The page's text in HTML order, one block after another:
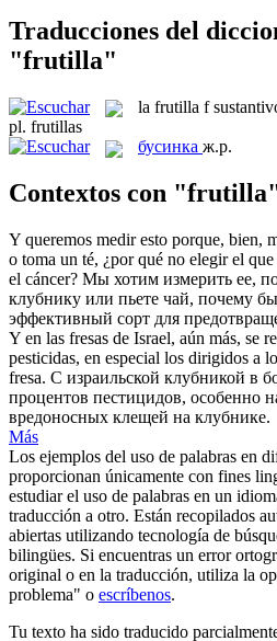
Traducciones del
"frutilla"
la frutilla f
pl. frutillas
бусинка ж.р.
Contextos con
Y queremos medir esto porque, bien,
o toma un té, ¿por qué no elegir el
el cáncer? Мы хотим измерить ее,
клубнику или пьете чай, почему
эффективный сорт для
Y en las fresas de Israel, aún más, se
pesticidas, en especial los dirigidos a
fresa. С израильской клубникой в
процентов пестицидов, особенно
вредоносных клещей на клубнике.
Más
Los ejemplos del uso de palabras en
proporcionan únicamente con fines
estudiar el uso de palabras en un
traducción a otro. Están recopilados
abiertas utilizando tecnología de
bilingües. Si encuentras un error
original o en la traducción, utiliza la
problema" o escríbenos.
Tu texto ha sido traducido